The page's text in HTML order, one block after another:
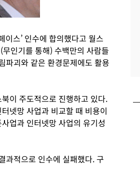
스’ 인수에 합의했다고 월스
인기를 통해) 수백만의 사람들
파괴와 같은 환경문제에도 활용
이 주도적으로 진행하고 있다.
넷망 사업과 비교할 때 비용이
업과 인터넷망 사업의 유기성
과적으로 인수에 실패했다. 구